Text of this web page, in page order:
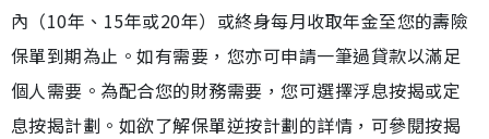
內（10年、15年或20年）或終身每月收取年金至您的壽險
保單到期為止。如有需要，您亦可申請一筆過貸款以滿足
個人需要。為配合您的財務需要，您可選擇浮息按揭或定
息按揭計劃。如欲了解保單逆按計劃的詳情，可參閱按揭